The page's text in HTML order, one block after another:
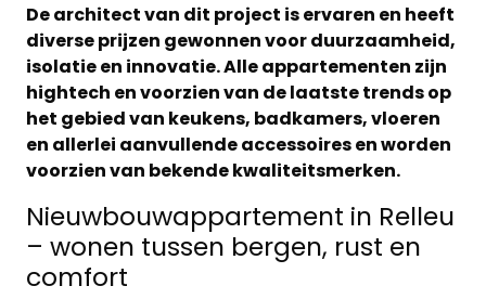
De architect van dit project is ervaren en heeft
diverse prijzen gewonnen voor duurzaamheid,
isolatie en innovatie. Alle appartementen zijn
hightech en voorzien van de laatste trends op
het gebied van keukens, badkamers, vloeren
en allerlei aanvullende accessoires en worden
voorzien van bekende kwaliteitsmerken.
Nieuwbouwappartement in Relleu
– wonen tussen bergen, rust en
comfort